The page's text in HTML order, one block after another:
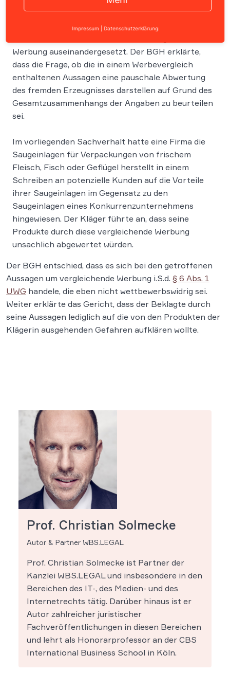
In einem Urteil vom 20.09.2007 (Az.I ZR 171/04
Werbung auseinandergesetzt. Der BGH erklärte,
dass die Frage, ob die in einem Werbevergleich
enthaltenen Aussagen eine pauschale Abwertung
des fremden Erzeugnisses darstellen auf Grund des
Gesamtzusammenhangs der Angaben zu beurteilen
sei.
Im vorliegenden Sachverhalt hatte eine Firma die
Saugeinlagen für Verpackungen von frischem
Fleisch, Fisch oder Geflügel herstellt in einem
Schreiben an potenzielle Kunden auf die Vorteile
ihrer Saugeinlagen im Gegensatz zu den
Saugeinlagen eines Konkurrenzunternehmens
hingewiesen. Der Kläger führte an, dass seine
Produkte durch diese vergleichende Werbung
unsachlich abgewertet würden.
Der BGH entschied, dass es sich bei den getroffenen
Aussagen um vergleichende Werbung i.S.d. § 6 Abs. 1
UWG handele, die eben nicht wettbewerbswidrig sei.
Weiter erklärte das Gericht, dass der Beklagte durch
seine Aussagen lediglich auf die von den Produkten der
Klägerin ausgehenden Gefahren aufklären wollte.
Prof. Christian Solmecke
Autor & Partner WBS.LEGAL
Prof. Christian Solmecke ist Partner der
Kanzlei WBS.LEGAL und insbesondere in den
Bereichen des IT-, des Medien- und des
Internetrechts tätig. Darüber hinaus ist er
Autor zahlreicher juristischer
Fachveröffentlichungen in diesen Bereichen
und lehrt als Honorarprofessor an der CBS
International Business School in Köln.
Impressum Datenschutzerklärung